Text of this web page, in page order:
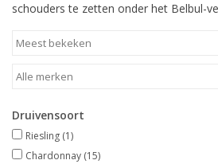
schouders te zetten onder het Belbul-
Druivensoort
Riesling (1)
Chardonnay (15)